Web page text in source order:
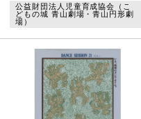
今年のお・は・な・しは？―プリ
ンさんの住む街にまたまた事件が
起こった！「あやつり時計」がぬ
すまれたのだ。こりゃ大変だァ！
犯人は……謎の忍者、くの一カゲ
ロウか？いやいや、ご存知、日本
一の大泥棒、忍者の猿飛ゴンスケ
だ！そこで、トンガリぼうしの魔
公益財団法人児童育成協会（こ
どもの城 青山劇場・青山円形劇
場）